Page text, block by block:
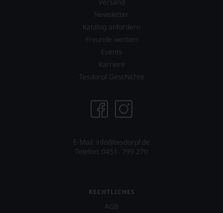
Newsletter
Katalog anfordern
Freunde werben
Events
Karriere
Tesdorpf Geschichte
E-Mail: info@tesdorpf.de
Telefon: 0451- 799 270
RECHTLICHES
AGB